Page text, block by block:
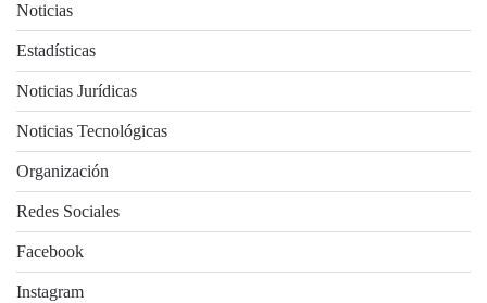
Noticias
Estadísticas
Noticias Jurídicas
Noticias Tecnológicas
Organización
Redes Sociales
Facebook
Instagram